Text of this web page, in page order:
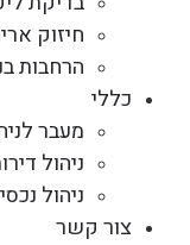
חיזוק
הרחבות
כללי
מעבר
ניהול
ניהול
צור קשר